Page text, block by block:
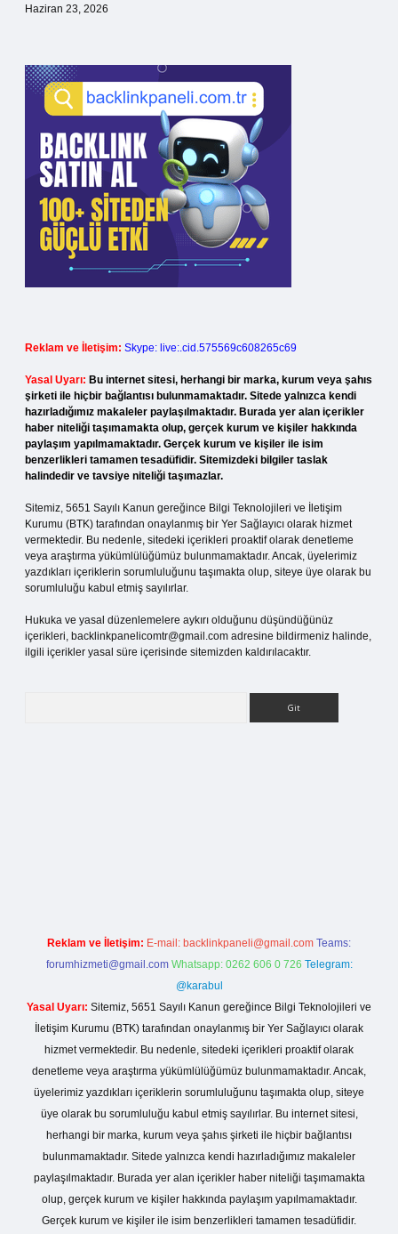
Haziran 23, 2026
Reklam ve İletişim: Skype: live:.cid.575569c608265c69
Yasal Uyarı: Bu internet sitesi, herhangi bir marka, kurum veya şahıs
şirketi ile hiçbir bağlantısı bulunmamaktadır. Sitede yalnızca kendi
hazırladığımız makaleler paylaşılmaktadır. Burada yer alan içerikler
haber niteliği taşımamakta olup, gerçek kurum ve kişiler hakkında
paylaşım yapılmamaktadır. Gerçek kurum ve kişiler ile isim
benzerlikleri tamamen tesadüfidir. Sitemizdeki bilgiler taslak
halindedir ve tavsiye niteliği taşımazlar.
Sitemiz, 5651 Sayılı Kanun gereğince Bilgi Teknolojileri ve İletişim
Kurumu (BTK) tarafından onaylanmış bir Yer Sağlayıcı olarak hizmet
vermektedir. Bu nedenle, sitedeki içerikleri proaktif olarak denetleme
veya araştırma yükümlülüğümüz bulunmamaktadır. Ancak, üyelerimiz
yazdıkları içeriklerin sorumluluğunu taşımakta olup, siteye üye olarak bu
sorumluluğu kabul etmiş sayılırlar.
Hukuka ve yasal düzenlemelere aykırı olduğunu düşündüğünüz
içerikleri, backlinkpanelicomtr@gmail.com adresine bildirmeniz halinde,
ilgili içerikler yasal süre içerisinde sitemizden kaldırılacaktır.
Reklam ve İletişim: E-mail: backlinkpaneli@gmail.com Teams:
forumhizmeti@gmail.com Whatsapp: 0262 606 0 726 Telegram:
@karabul
Yasal Uyarı: Sitemiz, 5651 Sayılı Kanun gereğince Bilgi Teknolojileri ve
İletişim Kurumu (BTK) tarafından onaylanmış bir Yer Sağlayıcı olarak
hizmet vermektedir. Bu nedenle, sitedeki içerikleri proaktif olarak
denetleme veya araştırma yükümlülüğümüz bulunmamaktadır. Ancak,
üyelerimiz yazdıkları içeriklerin sorumluluğunu taşımakta olup, siteye
üye olarak bu sorumluluğu kabul etmiş sayılırlar. Bu internet sitesi,
herhangi bir marka, kurum veya şahıs şirketi ile hiçbir bağlantısı
bulunmamaktadır. Sitede yalnızca kendi hazırladığımız makaleler
paylaşılmaktadır. Burada yer alan içerikler haber niteliği taşımamakta
olup, gerçek kurum ve kişiler hakkında paylaşım yapılmamaktadır.
Gerçek kurum ve kişiler ile isim benzerlikleri tamamen tesadüfidir.